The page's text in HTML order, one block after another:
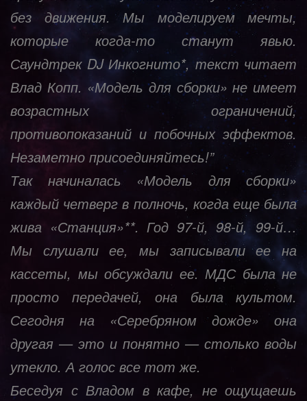
без движения. Мы моделируем мечты,
которые когда-то станут явью.
Саундтрек DJ Инкогнито*, текст читает
Влад Копп. «Модель для сборки» не имеет
возрастных ограничений,
противопоказаний и побочных эффектов.
Незаметно присоединяйтесь!”
Так начиналась «Модель для сборки»
каждый четверг в полночь, когда еще была
жива «Станция»**. Год 97-й, 98-й, 99-й…
Мы слушали ее, мы записывали ее на
кассеты, мы обсуждали ее. МДС была не
просто передачей, она была культом.
Сегодня на «Серебряном дожде» она
другая — это и понятно — столько воды
утекло. А голос все тот же.
Беседуя с Владом в кафе, не ощущаешь